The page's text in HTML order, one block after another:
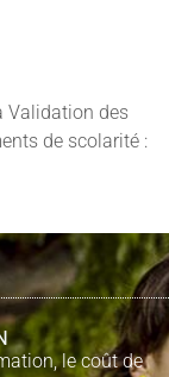
Validation des
de scolarité :
le coût de